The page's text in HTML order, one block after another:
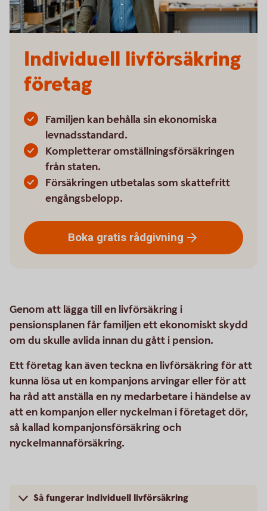
Individuell livförsäkring
företag
Familjen kan behålla sin ekonomiska
levnadsstandard.
Kompletterar omställningsförsäkringen
från staten.
Försäkringen utbetalas som skattefritt
engångsbelopp.
Boka gratis rådgivning
Genom att lägga till en livförsäkring i
pensionsplanen får familjen ett ekonomiskt skydd
om du skulle avlida innan du gått i pension.
Ett företag kan även teckna en livförsäkring för att
kunna lösa ut en kompanjons arvingar eller för att
ha råd att anställa en ny medarbetare i händelse av
att en kompanjon eller nyckelman i företaget dör,
så kallad kompanjonsförsäkring och
nyckelmannaförsäkring.
Så fungerar individuell livförsäkring